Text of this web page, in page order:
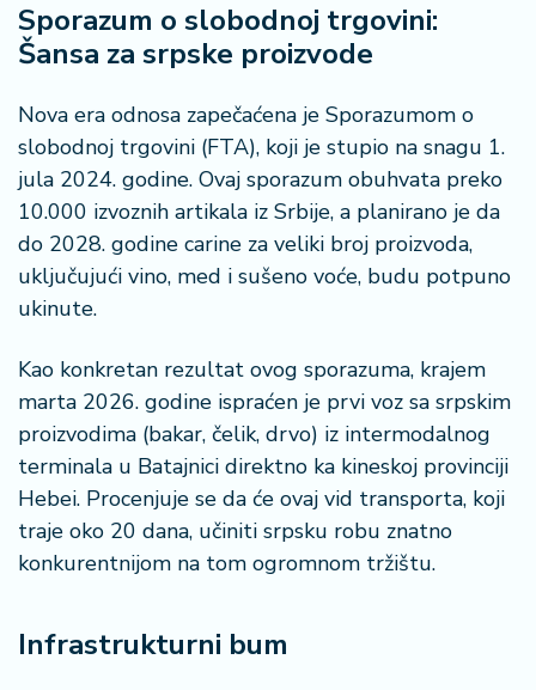
Sporazum o slobodnoj trgovini:
Šansa za srpske proizvode
Nova era odnosa zapečaćena je Sporazumom o
slobodnoj trgovini (FTA), koji je stupio na snagu 1.
jula 2024. godine. Ovaj sporazum obuhvata preko
10.000 izvoznih artikala iz Srbije, a planirano je da
do 2028. godine carine za veliki broj proizvoda,
uključujući vino, med i sušeno voće, budu potpuno
ukinute.
Kao konkretan rezultat ovog sporazuma, krajem
marta 2026. godine ispraćen je prvi voz sa srpskim
proizvodima (bakar, čelik, drvo) iz intermodalnog
terminala u Batajnici direktno ka kineskoj provinciji
Hebei. Procenjuje se da će ovaj vid transporta, koji
traje oko 20 dana, učiniti srpsku robu znatno
konkurentnijom na tom ogromnom tržištu.
Infrastrukturni bum